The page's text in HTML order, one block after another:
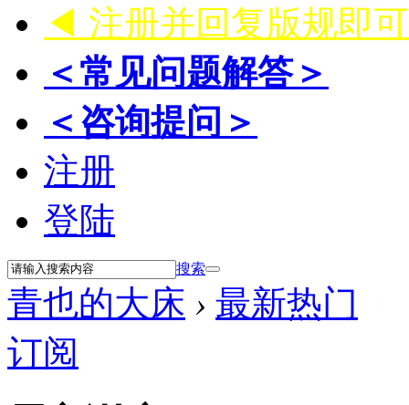
◀ 注册并回复版规即
＜常见问题解答＞
＜咨询提问＞
注册
登陆
搜索
青也的大床 › 最新热门
订阅